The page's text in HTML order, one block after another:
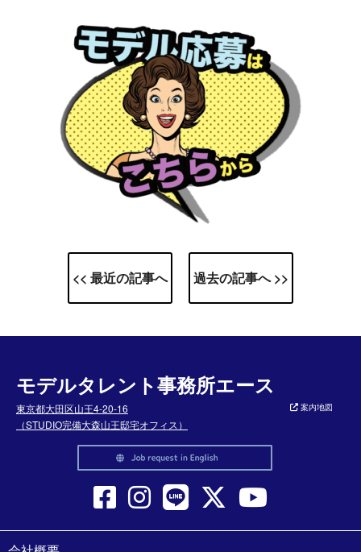
<< 最近の記事へ 過去の記事へ >>
モデルタレント事務所エース
東京都大田区山王4-20-16
（STUDIO完備大森山王邸宅オフィス）
案内地図